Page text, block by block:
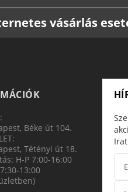
vásárlás
Béke út 104.
Tétényi út 18.
H-P 7:00-16:00
13:00